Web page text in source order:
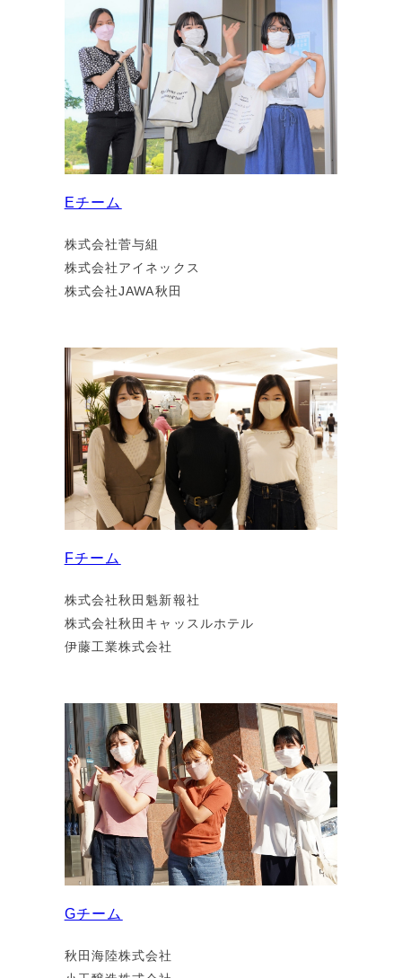
Eチーム
株式会社菅与組
株式会社アイネックス
株式会社JAWA秋田
Fチーム
株式会社秋田魁新報社
株式会社秋田キャッスルホテル
伊藤工業株式会社
Gチーム
秋田海陸株式会社